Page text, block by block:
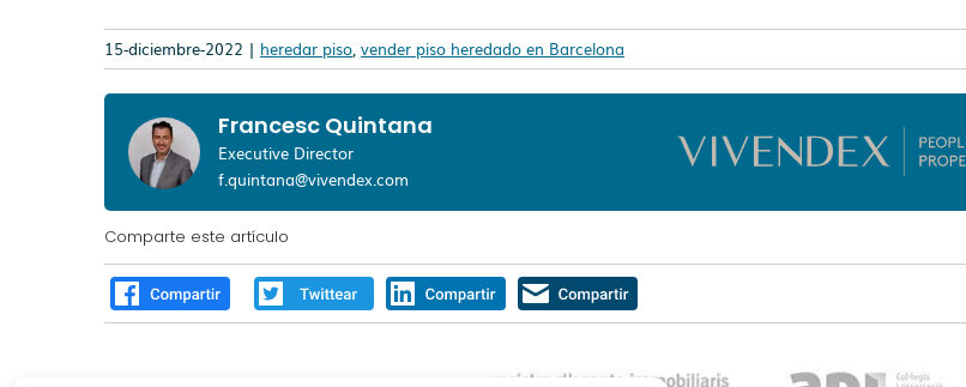
15-diciembre-2022 | heredar piso, vender piso heredado en Barcelona
Francesc Quintana
Executive Director
f.quintana@vivendex.com
Comparte este artículo